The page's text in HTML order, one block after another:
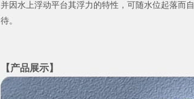
并因水上浮动平台其浮力的特性，可随水位起落而
待。
【产品展示】